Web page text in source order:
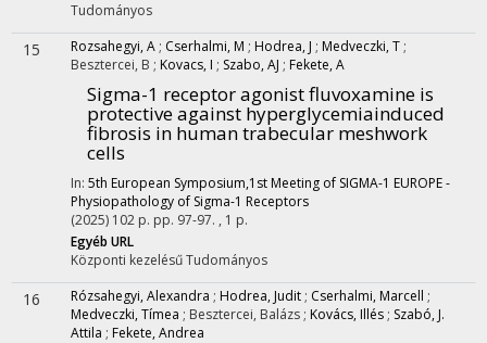
Tudományos
15 Rozsahegyi, A ; Cserhalmi, M ; Hodrea, J ; Medveczki, T ;
Besztercei, B ; Kovacs, I ; Szabo, AJ ; Fekete, A
Sigma-1 receptor agonist fluvoxamine is
protective against hyperglycemiainduced
fibrosis in human trabecular meshwork
cells
In: 5th European Symposium,1st Meeting of SIGMA-1 EUROPE -
Physiopathology of Sigma-1 Receptors
(2025) 102 p. pp. 97-97. , 1 p.
Egyéb URL
Központi kezelésűTudományos
16 Rózsahegyi, Alexandra ; Hodrea, Judit ; Cserhalmi, Marcell ;
Medveczki, Tímea ; Besztercei, Balázs ; Kovács, Illés ; Szabó, J.
Attila ; Fekete, Andrea